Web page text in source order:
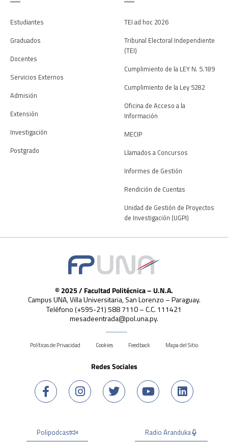
Estudiantes
Graduados
Docentes
Servicios Externos
Admisión
Extensión
Investigación
Postgrado
TEI ad hoc 2026
Tribunal Electoral Independiente
(TEI)
Cumplimiento de la LEY N. 5.189
Cumplimiento de la Ley 5282
Oficina de Acceso a la
Información
MECIP
Llamados a Concursos
Informes de Gestión
Rendición de Cuentas
Unidad de Gestión de Proyectos
de Investigación (UGPI)
© 2025 / Facultad Politécnica – U.N.A.
Campus UNA, Villa Universitaria, San Lorenzo – Paraguay.
Teléfono (+595-21) 588 7110 – C.C. 111421
mesadeentrada@pol.una.py.
Políticas de Privacidad Cookies Feedback Mapa del Sitio
Redes Sociales
Polipodcast Radio Aranduka